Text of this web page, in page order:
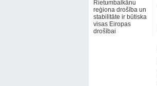
Rietumbalkānu
reģiona drošība un
stabilitāte ir būtiska
visas Eiropas
drošībai